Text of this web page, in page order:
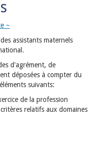
~
assistants maternels
d'agrément, de
déposées à compter du
suivants:
de la profession
relatifs aux domaines